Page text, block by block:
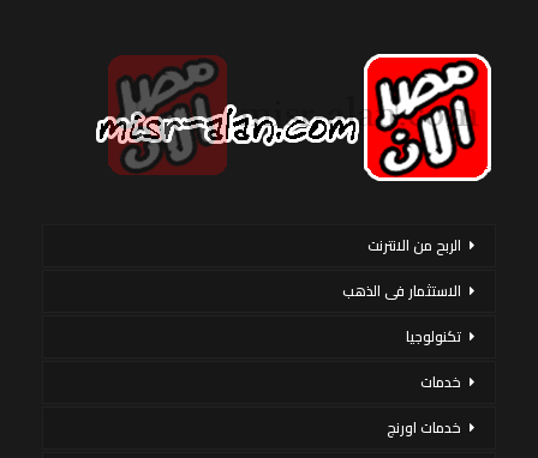
الربح من الانترنت
الاستثمار فى الذهب
تكنولوجيا
خدمات
خدمات اورنج